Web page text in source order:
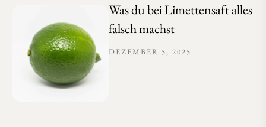
Was du bei Limettensaft alles
falsch machst
DEZEMBER 5, 2025